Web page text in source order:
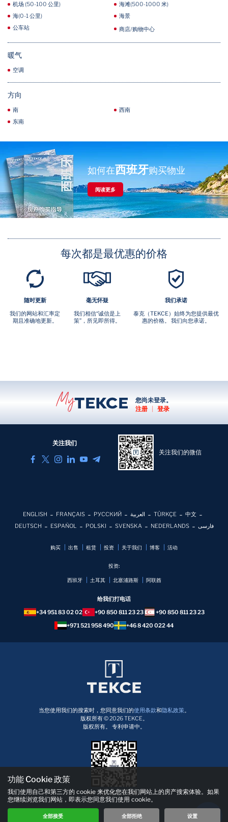
机场 (50-100 公里)
海滩(500-1000 米)
海(0-1 公里)
海景
公车站
商店/购物中心
暖气
空调
方向
南
西南
东南
如何在西班牙购买物业
阅读更多
每次都是最优惠的价格
随时更新
我们的网站和汇率定
期且准确地更新。
毫无怀疑
我们相信“诚信是上
策”，所见即所得。
我们承诺
泰克（TEKCE）始终为您提供最优
惠的价格。 我们向您承诺。
您尚未登录。
注册 | 登录
关注我们
关注我们的微信
ENGLISH FRANÇAIS РУССКИЙ العربية TÜRKÇE
中文
DEUTSCH
ESPAÑOL POLSKI SVENSKA NEDERLANDS فارسی
购买 出售 租赁 投资 关于我们 博客 活动
投资:
西班牙 土耳其 北塞浦路斯 阿联酋
给我们打电话
+34 951 83 02 02
+90 850 811 23 23
+90 850 811 23 23
+971 521 958 490
+46 8 420 022 44
当您使用我们的搜索时，您同意我们的使用条款和隐私政策。
版权所有 © 2026 TEKCE。
版权所有。 专利申请中。
立即下载 TEKCE 应用！
功能 Cookie 政策
我们使用自己和第三方的 cookie 来优化您在我们网站上的房产搜索体验。如果
您继续浏览我们网站，即表示您同意我们使用 cookie。
全部接受 全部拒绝 设置